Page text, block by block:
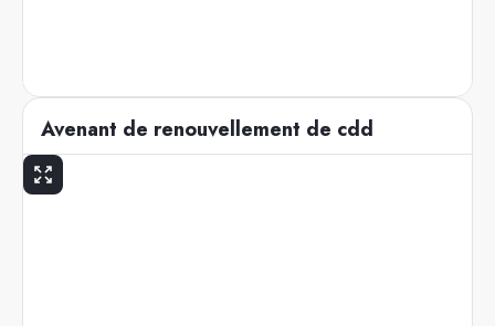
Avenant de renouvellement de cdd